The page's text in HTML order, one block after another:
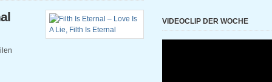
VIDEOCLIP DER WOCHE